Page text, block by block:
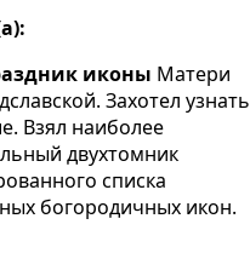
иконы Матери
Захотел
Взял наиболее
двухтомник
списка
богородичных икон.